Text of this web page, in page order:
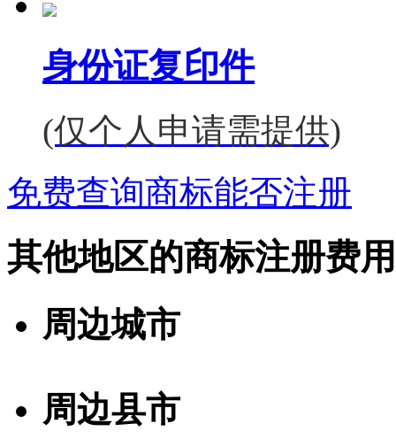
身份证复印件
(仅个人申请需提供)
免费查询商标能否注册
其他地区的商标注册费用
周边城市
周边县市